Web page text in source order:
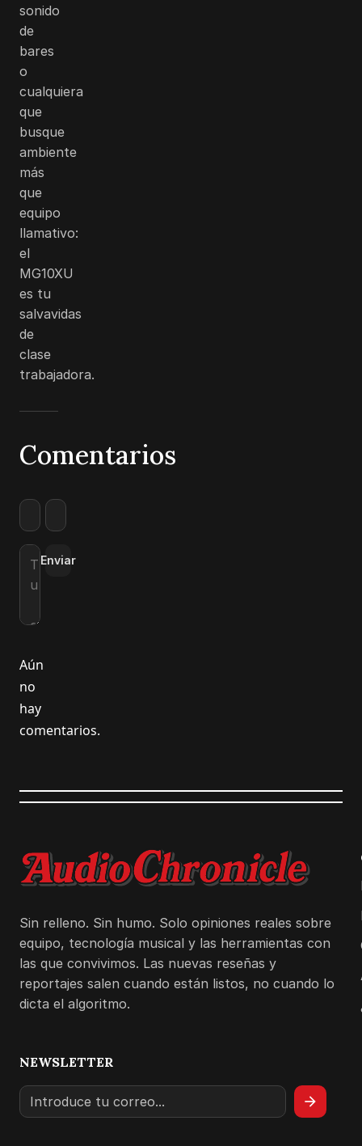
sonido
de
bares
o
cualquiera
que
busque
ambiente
más
que
equipo
llamativo:
el
MG10XU
es tu
salvavidas
de
clase
trabajadora.
Comentarios
Enviar
Aún
no
hay
comentarios.
Sin relleno. Sin humo. Solo opiniones reales sobre
equipo, tecnología musical y las herramientas con
las que convivimos. Las nuevas reseñas y
reportajes salen cuando están listos, no cuando lo
dicta el algoritmo.
NEWSLETTER
arrow_forward